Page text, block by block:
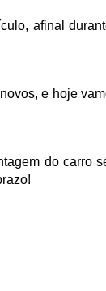
afinal
e hoje
do carro